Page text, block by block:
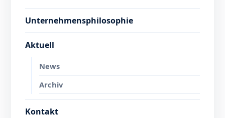
Unternehmensphilosophie
Aktuell
News
Archiv
Kontakt